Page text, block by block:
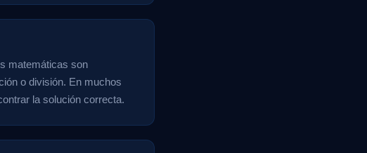
matemáticas son
o división. En muchos
la solución correcta.